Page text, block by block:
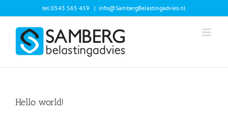
tel:0543 565 459 | info@SambergBelastingadvies.nl
Hello world!